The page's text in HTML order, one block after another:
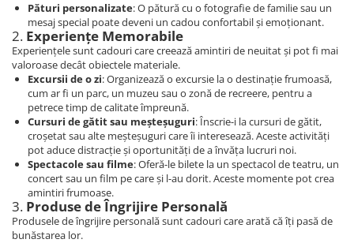
Pături personalizate: O pătură cu o fotografie de familie sau un
mesaj special poate deveni un cadou confortabil și emoționant.
2. Experiențe Memorabile
Experiențele sunt cadouri care creează amintiri de neuitat și pot fi mai
valoroase decât obiectele materiale.
Excursii de o zi: Organizează o excursie la o destinație frumoasă,
cum ar fi un parc, un muzeu sau o zonă de recreere, pentru a
petrece timp de calitate împreună.
Cursuri de gătit sau meșteșuguri: Înscrie-i la cursuri de gătit,
croșetat sau alte meșteșuguri care îi interesează. Aceste activități
pot aduce distracție și oportunități de a învăța lucruri noi.
Spectacole sau filme: Oferă-le bilete la un spectacol de teatru, un
concert sau un film pe care și l-au dorit. Aceste momente pot crea
amintiri frumoase.
3. Produse de Îngrijire Personală
Produsele de îngrijire personală sunt cadouri care arată că îți pasă de
bunăstarea lor.